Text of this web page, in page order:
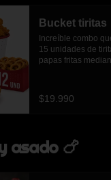
Bucket tiritas
Increíble combo
15 unidades de
papas fritas
$19.990
asado 🍗